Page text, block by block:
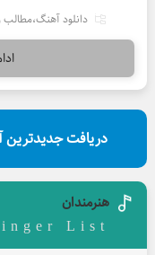
دانلود آهنگ،مطالب
دریافت جدیدترین
هنرمندان
List